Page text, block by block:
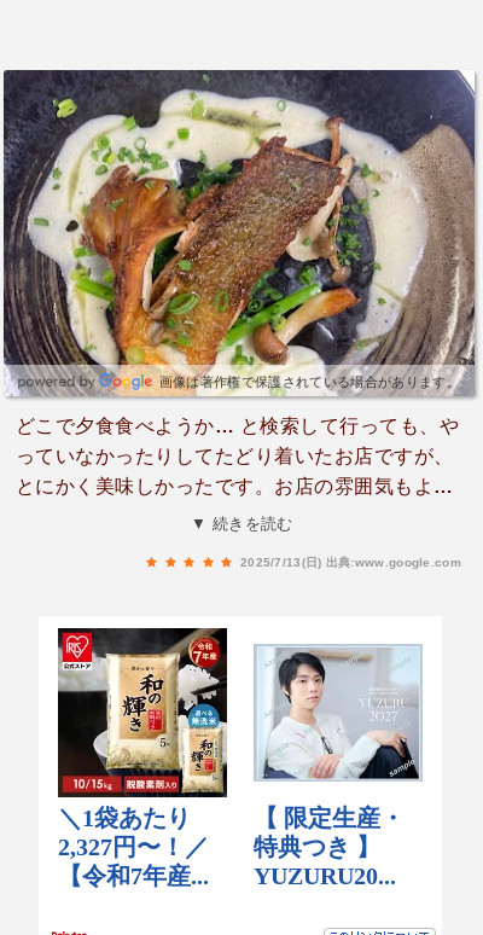
画像は著作権で保護されている場合があります。
どこで夕食食べようか… と検索して行っても、や
っていなかったりしてたどり着いたお店ですが、
とにかく美味しかったです。お店の雰囲気もよ
く、出会えてよかった❗️ と思ったお店です。
▼ 続きを読む
2025/7/13(日) 出典:www.google.com